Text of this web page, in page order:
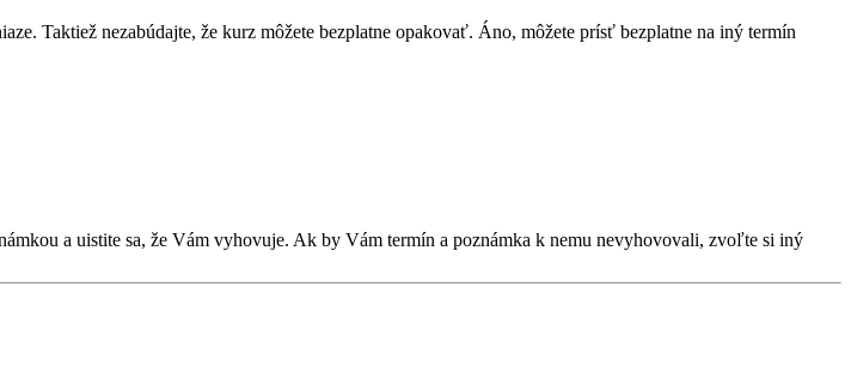
Taktiež nezabúdajte, že kurz môžete bezplatne opakovať. Áno, môžete prísť bezplatne na iný termín
a uistite sa, že Vám vyhovuje. Ak by Vám termín a poznámka k nemu nevyhovovali, zvoľte si iný